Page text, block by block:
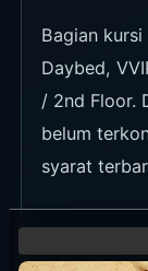
Informasi
ditampilkan
resmi
jam mulai,